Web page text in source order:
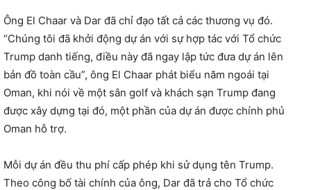
Ông El Chaar và Dar đã chỉ đạo tất cả các thương vụ đó.
“Chúng tôi đã khởi động dự án với sự hợp tác với Tổ chức
Trump danh tiếng, điều này đã ngay lập tức đưa dự án lên
bản đồ toàn cầu”, ông El Chaar phát biểu năm ngoái tại
Oman, khi nói về một sân golf và khách sạn Trump đang
được xây dựng tại đó, một phần của dự án được chính phủ
Oman hỗ trợ.
Mỗi dự án đều thu phí cấp phép khi sử dụng tên Trump.
Theo công bố tài chính của ông, Dar đã trả cho Tổ chức